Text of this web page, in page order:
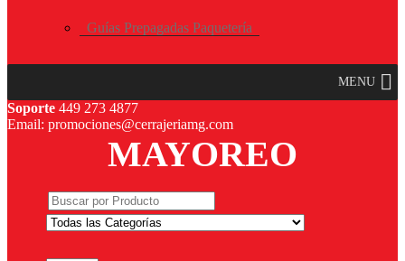
Guías Prepagadas Paquetería
MENU
Soporte 449 273 4877
Email: promociones@cerrajeriamg.com
MAYOREO